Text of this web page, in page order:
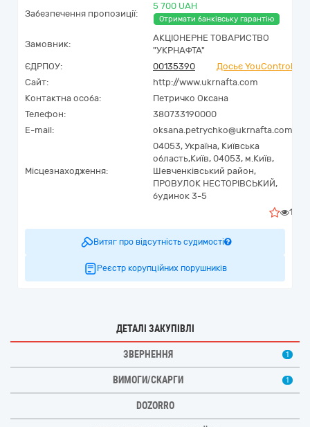
Забезпечення пропозиції:
5 700 UAH
Отримати банківську гарантію
Замовник:
АКЦІОНЕРНЕ ТОВАРИСТВО
"УКPНAФТА"
ЄДРПОУ:
00135390
Досьє YouControl
Сайт:
http://www.ukrnafta.com
Контактна особа:
Петричко Оксана
Телефон:
380733190000
E-mail:
oksana.petrychko@ukrnafta.com
Місцезнаходження:
04053, Україна, Київська
область,Київ, 04053, м.Київ,
Шевченківський район,
ПРОВУЛОК НЕСТОРІВСЬКИЙ,
будинок 3-5
1
Витяг про відсутність судимості
Реєстр корупційних порушників
ДЕТАЛІ ЗАКУПІВЛІ
ЗВЕРНЕННЯ 1
ВИМОГИ/СКАРГИ 1
DOZORRO